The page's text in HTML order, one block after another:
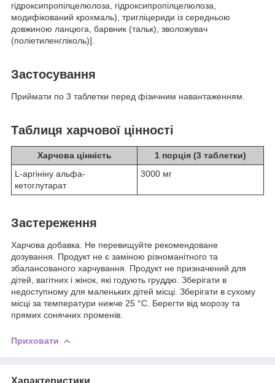
гідроксипропілцелюлоза, гідроксипропілцелюлоза,
модифікований крохмаль), тригліцериди із середньою
довжиною ланцюга, барвник (тальк), зволожувач
(поліетиленгліколь)].
Застосування
Приймати по 3 таблетки перед фізичним навантаженням.
Таблиця харчової цінності
Харчова цінність
1 порція (3 таблетки)
L-аргініну альфа-
кетоглутарат
3000 мг
Застереження
Харчова добавка. Не перевищуйте рекомендоване
дозування. Продукт не є заміною різноманітного та
збалансованого харчування. Продукт не призначений для
дітей, вагітних і жінок, які годують груддю. Зберігати в
недоступному для маленьких дітей місці. Зберігати в сухому
місці за температури нижче 25 °C. Берегти від морозу та
прямих сонячних променів.
Приховати
Характеристики